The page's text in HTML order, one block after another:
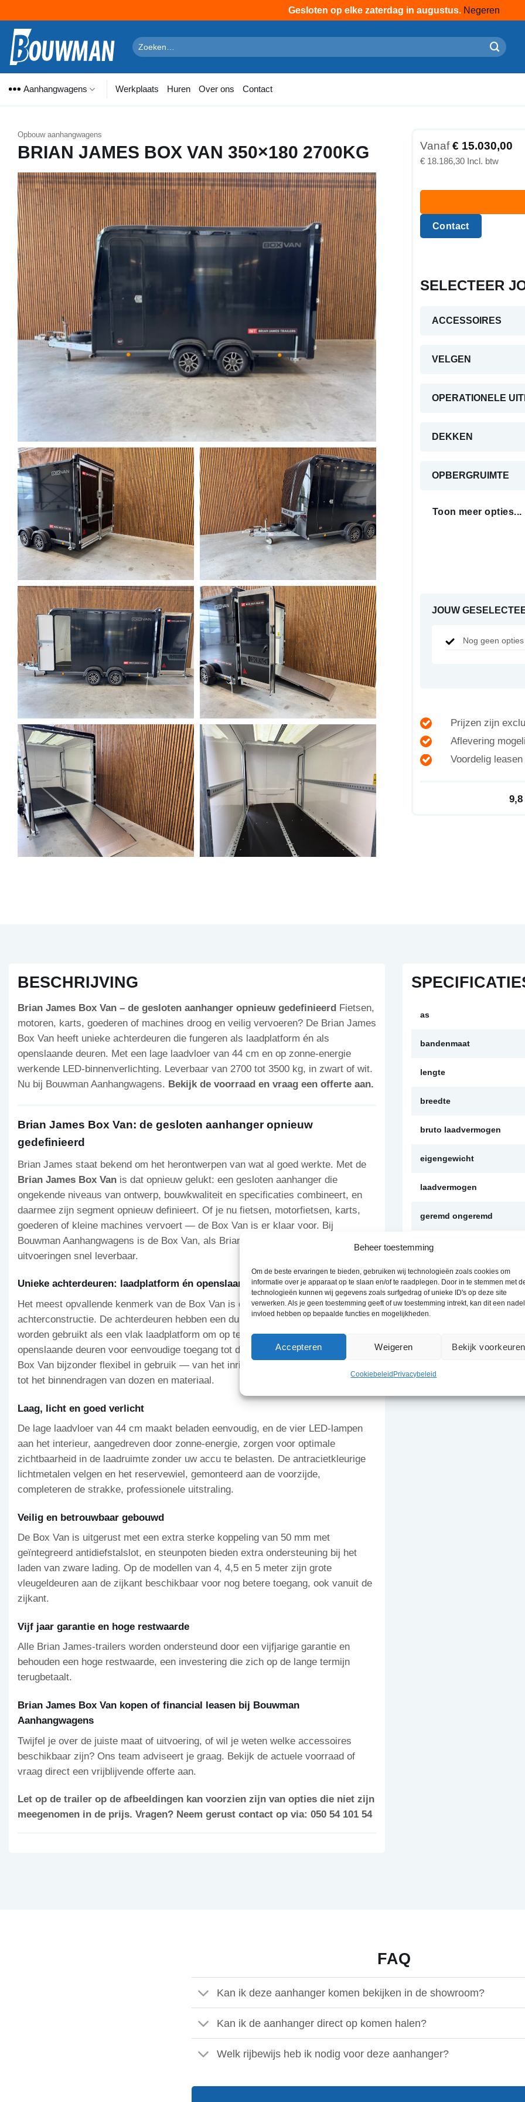
Beheer toestemming
Om de beste ervaringen te bieden, gebruiken wij technologieën zoals cookies om
informatie over je apparaat op te slaan en/of te raadplegen. Door in te stemmen met
technologieën kunnen wij gegevens zoals surfgedrag of unieke ID's op deze site
verwerken. Als je geen toestemming geeft of uw toestemming intrekt, kan dit een
invloed hebben op bepaalde functies en mogelijkheden.
Accepteren Weigeren Bekijk voorkeuren
Cookiebeleid Privacybeleid
Gesloten op elke zaterdag in augustus. Negeren
naar
inhoud
Zoeken
naar:
Aanhangwagens Werkplaats Huren Over ons Contact
Opbouw aanhangwagens
BRIAN JAMES BOX VAN 350×180 2700KG Vanaf€ 15.030,00
€ 18.186,30
Contact
SELECTEER
ACCESSOIRES
VELGEN
OPERATIONELE
DEKKEN
OPBERGRUIMTE
Toon meer opties...
JOUW
Nog geen
Prijzen zijn
Aflevering
Voordelig
9,8
BESCHRIJVING
Brian James Box Van – de gesloten aanhanger opnieuw gedefinieerd Fietsen,
motoren, karts, goederen of machines droog en veilig vervoeren? De Brian James
Box Van heeft unieke achterdeuren die fungeren als laadplatform én als
openslaande deuren. Met een lage laadvloer van 44 cm en op zonne-energie
werkende LED-binnenverlichting. Leverbaar van 2700 tot 3500 kg, in zwart of wit.
Nu bij Bouwman Aanhangwagens. Bekijk de voorraad en vraag een offerte aan.
Brian James Box Van: de gesloten aanhanger opnieuw
gedefinieerd
Brian James staat bekend om het herontwerpen van wat al goed werkte. Met de
Brian James Box Van is dat opnieuw gelukt: een gesloten aanhanger die
ongekende niveaus van ontwerp, bouwkwaliteit en specificaties combineert, en
daarmee zijn segment opnieuw definieert. Of je nu fietsen, motorfietsen, karts,
goederen of kleine machines vervoert — de Box Van is er klaar voor. Bij
Bouwman Aanhangwagens is de Box Van, als Brian James-dealer, in meerdere
uitvoeringen snel leverbaar.
Unieke achterdeuren: laadplatform én openslaande deuren in één
Het meest opvallende kenmerk van de Box Van is de uniek ontworpen
achterconstructie. De achterdeuren hebben een dubbele functie: ze kunnen
worden gebruikt als een vlak laadplatform om op te rijden, maar ook als gewone
openslaande deuren voor eenvoudige toegang tot de laadruimte. Hierdoor is de
Box Van bijzonder flexibel in gebruik — van het inrijden van een motorfiets of kart
tot het binnendragen van dozen en materiaal.
Laag, licht en goed verlicht
De lage laadvloer van 44 cm maakt beladen eenvoudig, en de vier LED-lampen
aan het interieur, aangedreven door zonne-energie, zorgen voor optimale
zichtbaarheid in de laadruimte zonder uw accu te belasten. De antracietkleurige
lichtmetalen velgen en het reservewiel, gemonteerd aan de voorzijde,
completeren de strakke, professionele uitstraling.
Veilig en betrouwbaar gebouwd
De Box Van is uitgerust met een extra sterke koppeling van 50 mm met
geïntegreerd antidiefstalslot, en steunpoten bieden extra ondersteuning bij het
laden van zware lading. Op de modellen van 4, 4,5 en 5 meter zijn grote
vleugeldeuren aan de zijkant beschikbaar voor nog betere toegang, ook vanuit de
zijkant.
Vijf jaar garantie en hoge restwaarde
Alle Brian James-trailers worden ondersteund door een vijfjarige garantie en
behouden een hoge restwaarde, een investering die zich op de lange termijn
terugbetaalt.
Brian James Box Van kopen of financial leasen bij Bouwman
Aanhangwagens
Twijfel je over de juiste maat of uitvoering, of wil je weten welke accessoires
beschikbaar zijn? Ons team adviseert je graag. Bekijk de actuele voorraad of
vraag direct een vrijblijvende offerte aan.
Let op de trailer op de afbeeldingen kan voorzien zijn van opties die niet zijn
meegenomen in de prijs. Vragen? Neem gerust contact op via: 050 54 101 54
as
bandenmaat
lengte
breedte
bruto laadvermogen
eigengewicht
laadvermogen
geremd ongeremd
merk
soort
Verzenddetails
FAQ
Kan ik deze aanhanger komen bekijken in de showroom?
Kan ik de aanhanger direct op komen halen?
Welk rijbewijs heb ik nodig voor deze aanhanger?